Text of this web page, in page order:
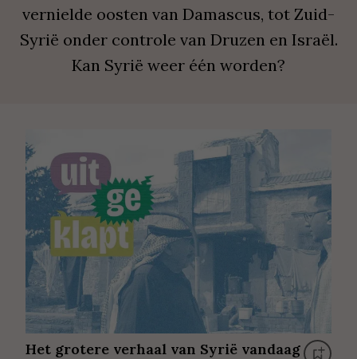
vernielde oosten van Damascus, tot Zuid-
Syrië onder controle van Druzen en Israël.
Kan Syrië weer één worden?
Het grotere verhaal van Syrië vandaag